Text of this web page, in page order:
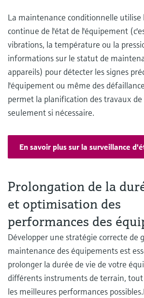
La maintenance conditionnelle utilise
continue de l'état de l'équipement
vibrations, la température ou la
informations sur le statut de
appareils) pour détecter les signes
l'équipement ou même des
permet la planification des travaux
seulement si nécessaire.
En savoir plus sur la surveillance
Prolongation de la
et optimisation des
performances des
Développer une stratégie correcte de
maintenance des équipements est
prolonger la durée de vie de votre
différents instruments de terrain,
les meilleures performances